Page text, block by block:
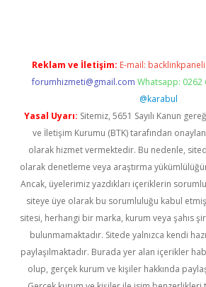
Reklam ve İletişim: E-mail:
forumhizmeti@gmail.com Whatsapp: 0262
@karabul
Yasal Uyarı: Sitemiz, 5651 Sayılı Kanun
ve İletişim Kurumu (BTK) tarafından
olarak hizmet vermektedir. Bu nedenle,
olarak denetleme veya araştırma
Ancak, üyelerimiz yazdıkları içeriklerin
siteye üye olarak bu sorumluluğu kabul
sitesi, herhangi bir marka, kurum veya şahıs
bulunmamaktadır. Sitede yalnızca kendi
paylaşılmaktadır. Burada yer alan içerikler
olup, gerçek kurum ve kişiler hakkında